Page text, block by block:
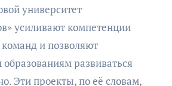
университет
усиливают компетенции
и позволяют
развиваться
Эти проекты, по её словам,